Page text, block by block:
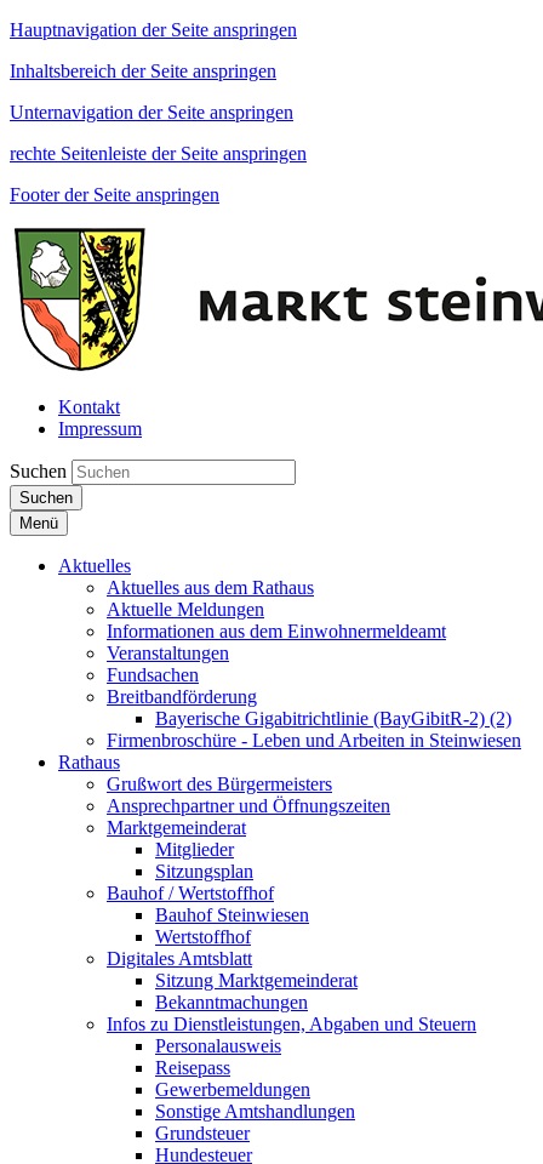
Hauptnavigation der Seite anspringen
Inhaltsbereich der Seite anspringen
Unternavigation der Seite anspringen
rechte Seitenleiste der Seite anspringen
Footer der Seite anspringen
Kontakt
Impressum
Suchen
Suchen
Menü
Aktuelles
Aktuelles aus dem Rathaus
Aktuelle Meldungen
Informationen aus dem Einwohnermeldeamt
Veranstaltungen
Fundsachen
Breitbandförderung
Bayerische Gigabitrichtlinie (BayGibitR-2) (2)
Firmenbroschüre - Leben und Arbeiten in Steinwiesen
Rathaus
Grußwort des Bürgermeisters
Ansprechpartner und Öffnungszeiten
Marktgemeinderat
Mitglieder
Sitzungsplan
Bauhof / Wertstoffhof
Bauhof Steinwiesen
Wertstoffhof
Digitales Amtsblatt
Sitzung Marktgemeinderat
Bekanntmachungen
Infos zu Dienstleistungen, Abgaben und Steuern
Personalausweis
Reisepass
Gewerbemeldungen
Sonstige Amtshandlungen
Grundsteuer
Hundesteuer